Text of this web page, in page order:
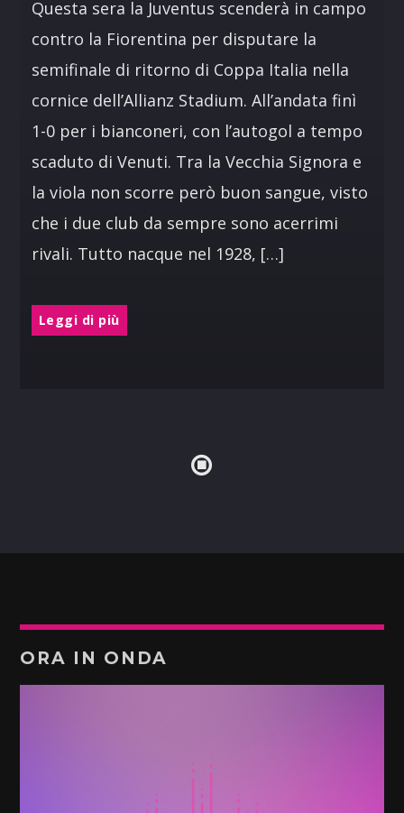
Questa sera la Juventus scenderà in campo
contro la Fiorentina per disputare la
semifinale di ritorno di Coppa Italia nella
cornice dell’Allianz Stadium. All’andata finì
1-0 per i bianconeri, con l’autogol a tempo
scaduto di Venuti. Tra la Vecchia Signora e
la viola non scorre però buon sangue, visto
che i due club da sempre sono acerrimi
rivali. Tutto nacque nel 1928, […]
Leggi di più
ORA IN ONDA